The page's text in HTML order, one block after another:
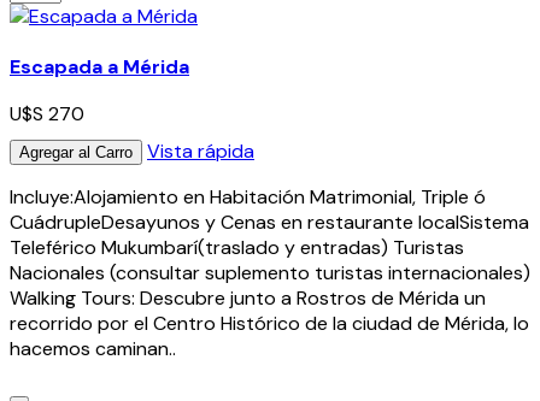
Escapada a Mérida
U$S 270
Agregar al Carro
Vista rápida
Incluye:Alojamiento en Habitación Matrimonial, Triple ó
CuádrupleDesayunos y Cenas en restaurante localSistema
Teleférico Mukumbarí(traslado y entradas) Turistas
Nacionales (consultar suplemento turistas internacionales)
Walking Tours: Descubre junto a Rostros de Mérida un
recorrido por el Centro Histórico de la ciudad de Mérida, lo
hacemos caminan..